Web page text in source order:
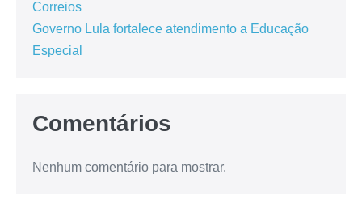
Correios
Governo Lula fortalece atendimento a Educação
Especial
Comentários
Nenhum comentário para mostrar.